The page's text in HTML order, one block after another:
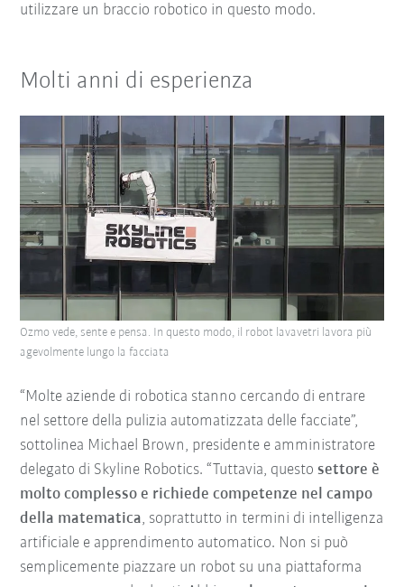
utilizzare un braccio robotico in questo modo.
Molti anni di esperienza
“Molte aziende di robotica stanno cercando di entrare
nel settore della pulizia automatizzata delle facciate”,
sottolinea Michael Brown, presidente e amministratore
delegato di Skyline Robotics. “Tuttavia, questosettore è
molto complesso e richiede competenze nel campo
della matematica, soprattutto in termini di intelligenza
artificiale e apprendimento automatico. Non si può
semplicemente piazzare un robot su una piattaforma
Ozmo vede, sente e pensa. In questo modo, il robot lavavetri lavora più
agevolmente lungo la facciata